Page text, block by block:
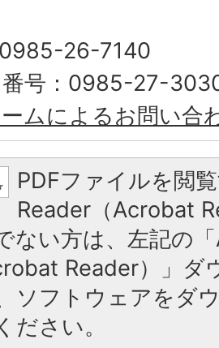
26-7140
番号：0985-27-
ムによるお問い合
PDFファイルを閲
Reader（Acrobat
ない方は、左記の
Reader）」ダ
ソフトウェアをダ
ださい。